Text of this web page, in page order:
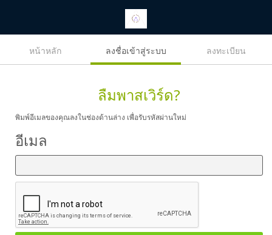
หน้าหลัก ลงชื่อเข้าสู่ระบบ ลงทะเบียน
ลืมพาสเวิร์ด?
พิมพ์อีเมลของคุณลงในช่องด้านล่าง เพื่อรับรหัสผ่านใหม่
อีเมล